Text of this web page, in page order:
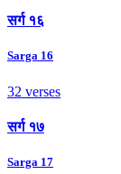
सर्ग १६
Sarga 16
32 verses
सर्ग १७
Sarga 17